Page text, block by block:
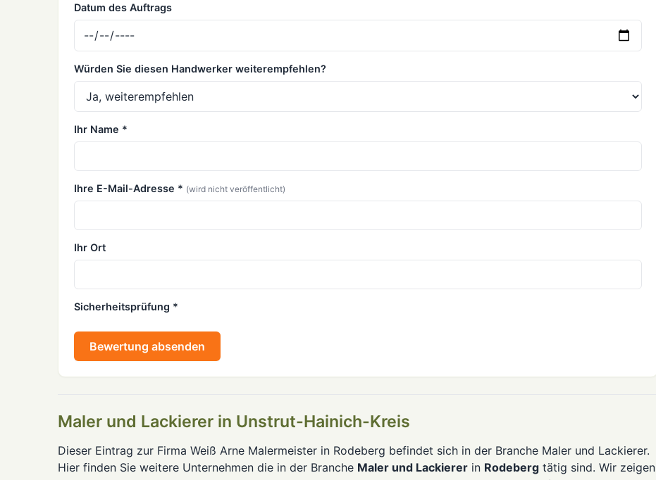
Datum des Auftrags
Würden Sie diesen Handwerker weiterempfehlen?
Ihr Name *
Ihre E-Mail-Adresse * (wird nicht veröffentlicht)
Ihr Ort
Sicherheitsprüfung *
Bewertung absenden
Maler und Lackierer in Unstrut-Hainich-Kreis
Dieser Eintrag zur Firma Weiß Arne Malermeister in Rodeberg befindet sich in der Branche Maler und Lackierer.
Hier finden Sie weitere Unternehmen die in der Branche Maler und Lackierer in Rodeberg tätig sind. Wir zeigen